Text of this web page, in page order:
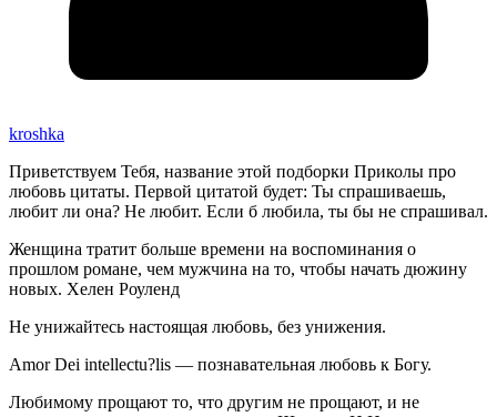
kroshka
Приветствуем Тебя, название этой подборки Приколы про
любовь цитаты. Первой цитатой будет: Ты спрашиваешь,
любит ли она? Не любит. Если б любила, ты бы не спрашивал.
Женщина тратит больше времени на воспоминания о
прошлом романе, чем мужчина на то, чтобы начать дюжину
новых. Хелен Роуленд
Не унижайтесь настоящая любовь, без унижения.
Amor Dei intellectu?lis — познавательная любовь к Богу.
Любимому прощают то, что другим не прощают, и не